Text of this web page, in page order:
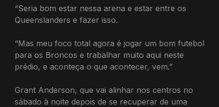
“Seria bom estar nessa arena e estar entre os
Queenslanders e fazer isso.
“Mas meu foco total agora é jogar um bom futebol
para os Broncos e trabalhar muito aqui neste
prédio, e aconteça o que acontecer, vem.”
Grant Anderson, que vai alinhar nos centros no
sábado à noite depois de se recuperar de uma